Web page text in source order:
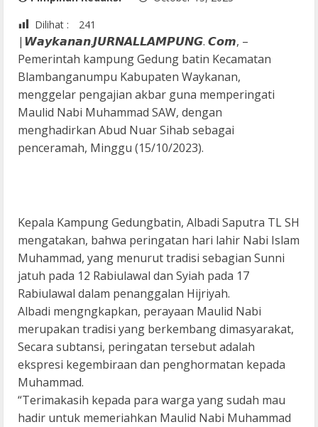
Dilihat :
241
|𝙒𝙖𝙮𝙠𝙖𝙣𝙖𝙣.𝙅𝙐𝙍𝙉𝘼𝙇𝙇𝘼𝙈𝙋𝙐𝙉𝙂. 𝘾𝙤𝙢, –
Pemerintah kampung Gedung batin Kecamatan
Blambanganumpu Kabupaten Waykanan,
menggelar pengajian akbar guna memperingati
Maulid Nabi Muhammad SAW, dengan
menghadirkan Abud Nuar Sihab sebagai
penceramah, Minggu (15/10/2023).
Kepala Kampung Gedungbatin, Albadi Saputra TL SH
mengatakan, bahwa peringatan hari lahir Nabi Islam
Muhammad, yang menurut tradisi sebagian Sunni
jatuh pada 12 Rabiulawal dan Syiah pada 17
Rabiulawal dalam penanggalan Hijriyah.
Albadi mengngkapkan, perayaan Maulid Nabi
merupakan tradisi yang berkembang dimasyarakat,
Secara subtansi, peringatan tersebut adalah
ekspresi kegembiraan dan penghormatan kepada
Muhammad.
“Terimakasih kepada para warga yang sudah mau
hadir untuk memeriahkan Maulid Nabi Muhammad